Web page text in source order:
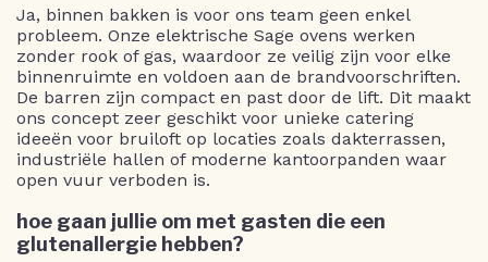
Ja, binnen bakken is voor ons team geen enkel
probleem. Onze elektrische Sage ovens werken
zonder rook of gas, waardoor ze veilig zijn voor elke
binnenruimte en voldoen aan de brandvoorschriften.
De barren zijn compact en past door de lift. Dit maakt
ons concept zeer geschikt voor unieke catering
ideeën voor bruiloft op locaties zoals dakterrassen,
industriële hallen of moderne kantoorpanden waar
open vuur verboden is.
hoe gaan jullie om met gasten die een
glutenallergie hebben?